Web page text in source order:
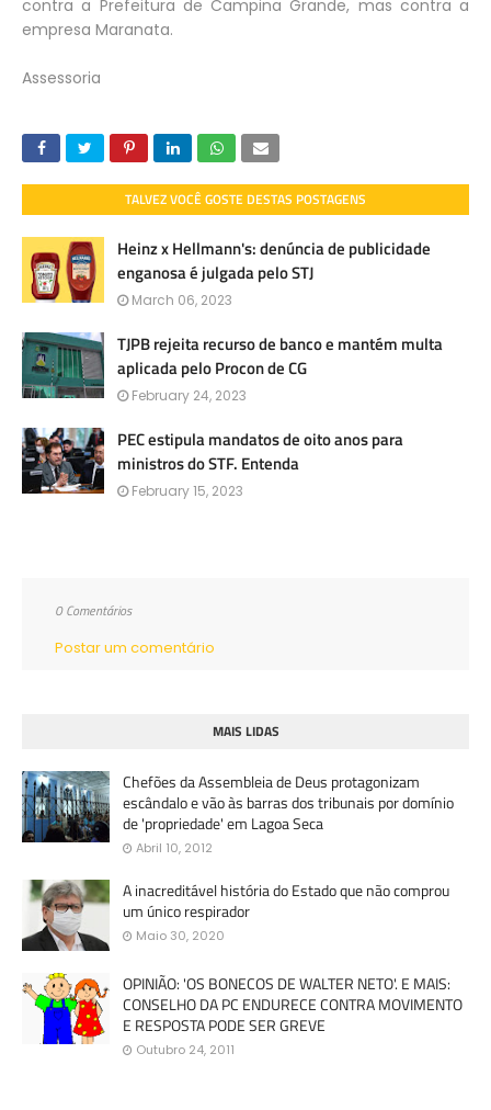
contra a Prefeitura de Campina Grande, mas contra a
empresa Maranata.
Assessoria
TALVEZ VOCÊ GOSTE DESTAS POSTAGENS
Heinz x Hellmann's: denúncia de publicidade
enganosa é julgada pelo STJ
March 06, 2023
TJPB rejeita recurso de banco e mantém multa
aplicada pelo Procon de CG
February 24, 2023
PEC estipula mandatos de oito anos para
ministros do STF. Entenda
February 15, 2023
0 Comentários
Postar um comentário
MAIS LIDAS
Chefões da Assembleia de Deus protagonizam
escândalo e vão às barras dos tribunais por domínio
de 'propriedade' em Lagoa Seca
Abril 10, 2012
A inacreditável história do Estado que não comprou
um único respirador
Maio 30, 2020
OPINIÃO: 'OS BONECOS DE WALTER NETO'. E MAIS:
CONSELHO DA PC ENDURECE CONTRA MOVIMENTO
E RESPOSTA PODE SER GREVE
Outubro 24, 2011